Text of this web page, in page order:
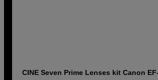
CINE Seven Prime Lenses kit Canon